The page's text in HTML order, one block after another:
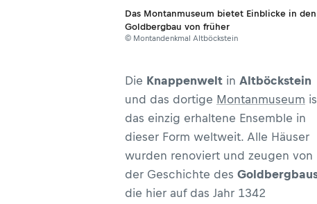
Das Montanmuseum bietet Einblicke in den
Goldbergbau von früher
© Montandenkmal Altböckstein
Die Knappenwelt in Altböckstein
und das dortige Montanmuseum
das einzig erhaltene Ensemble in
dieser Form weltweit. Alle Häuser
wurden renoviert und zeugen von
der Geschichte des
die hier auf das Jahr 1342